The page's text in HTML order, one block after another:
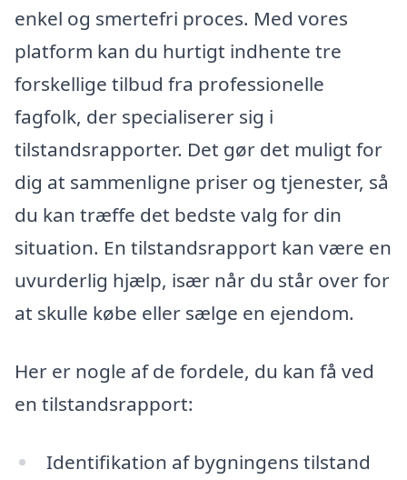
enkel og smertefri proces. Med vores
platform kan du hurtigt indhente tre
forskellige tilbud fra professionelle
fagfolk, der specialiserer sig i
tilstandsrapporter. Det gør det muligt for
dig at sammenligne priser og tjenester, så
du kan træffe det bedste valg for din
situation. En tilstandsrapport kan være en
uvurderlig hjælp, især når du står over for
at skulle købe eller sælge en ejendom.
Her er nogle af de fordele, du kan få ved
en tilstandsrapport:
Identifikation af bygningens tilstand